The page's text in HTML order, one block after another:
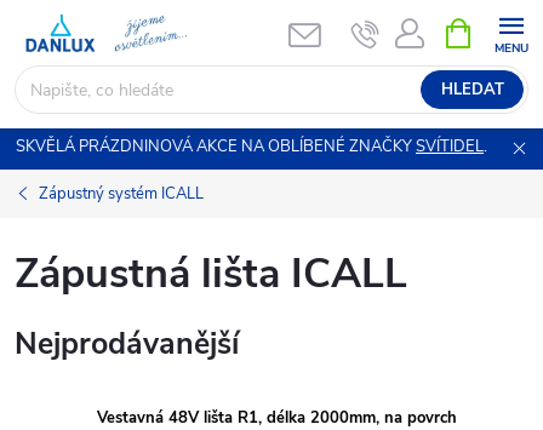
obsah
HLEDAT
NÁKUPNÍ
KOŠÍK
SKVĚLÁ PRÁZDNINOVÁ AKCE NA OBLÍBENÉ ZNAČKYSVÍTIDEL.
Zápustný systém ICALL
Zápustná lišta ICALL
Nejprodávanější
Vestavná 48V lišta R1, délka 2000mm, na povrch